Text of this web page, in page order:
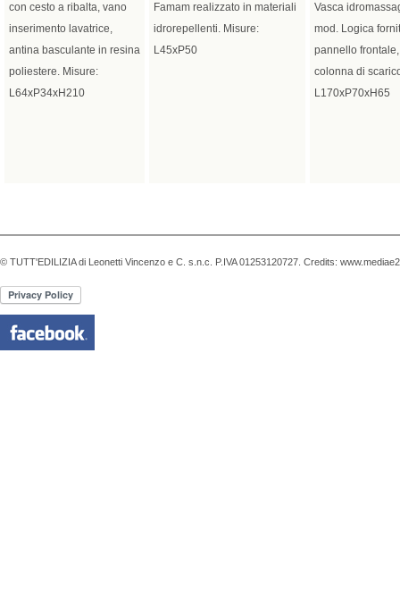
con cesto a ribalta, vano
inserimento lavatrice,
antina basculante in resina
poliestere. Misure:
L64xP34xH210
Famam realizzato in materiali
idrorepellenti. Misure:
L45xP50
Vasca
mod. Logica
pannello
colonna di
L170xP70xH65
© TUTT'EDILIZIA di Leonetti Vincenzo e C. s.n.c. P.IVA 01253120727. Credits: